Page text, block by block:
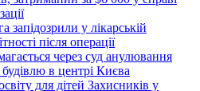
запідозрили у лікарській
після операції
через суд анулювання
в центрі Києва
для дітей Захисників у